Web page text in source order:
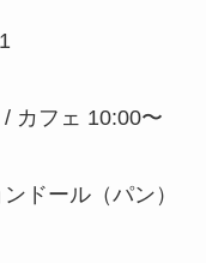
カフェ 10:00〜
ドール（パン）